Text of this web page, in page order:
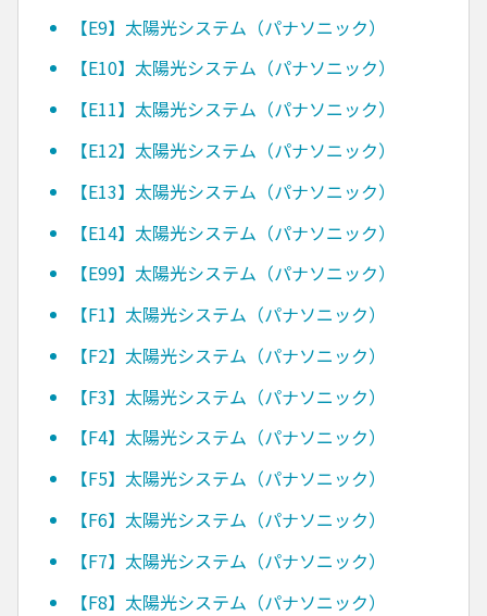
【E9】太陽光システム（パナソニック）
【E10】太陽光システム（パナソニック）
【E11】太陽光システム（パナソニック）
【E12】太陽光システム（パナソニック）
【E13】太陽光システム（パナソニック）
【E14】太陽光システム（パナソニック）
【E99】太陽光システム（パナソニック）
【F1】太陽光システム（パナソニック）
【F2】太陽光システム（パナソニック）
【F3】太陽光システム（パナソニック）
【F4】太陽光システム（パナソニック）
【F5】太陽光システム（パナソニック）
【F6】太陽光システム（パナソニック）
【F7】太陽光システム（パナソニック）
【F8】太陽光システム（パナソニック）